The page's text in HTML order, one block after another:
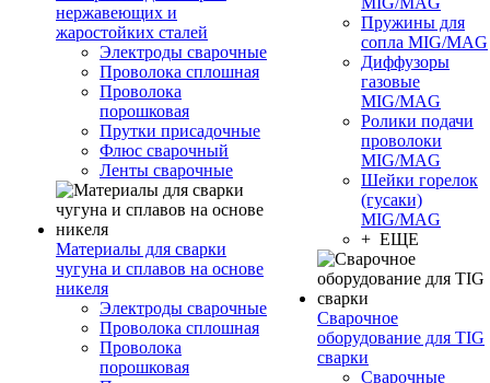
нержавеющих и
жаростойких сталей
Электроды сварочные
Проволока сплошная
Проволока
порошковая
Прутки присадочные
Флюс сварочный
Ленты сварочные
Материалы для сварки
чугуна и сплавов на основе
никеля
Электроды сварочные
Проволока сплошная
Проволока
порошковая
Пружины для
сопла MIG/MAG
Диффузоры
газовые
MIG/MAG
Ролики подачи
проволоки
MIG/MAG
Шейки горелок
(гусаки)
MIG/MAG
+ ЕЩЕ
Сварочное
оборудование для TIG
сварки
Сварочные